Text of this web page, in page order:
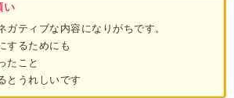
い
ガティブな内容になりがちです。
するためにも
たこと
とうれしいです